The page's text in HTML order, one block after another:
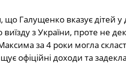
що Галущенко вказує дітей у
виїзду з України, проте не
за 4 роки могла
офіційні доходи та